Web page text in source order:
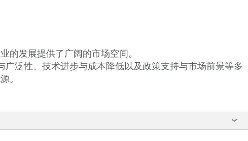
的发展提供了广阔的市场空间。
泛性、技术进步与成本降低以及政策支持与市场前景等多
。